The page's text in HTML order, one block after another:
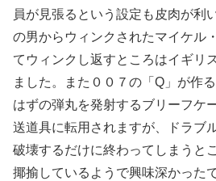
員が見張るという設定も皮肉が利
の男からウィンクされたマイケル
てウィンクし返すところはイギリ
ました。また００７の「Q」が作
はずの弾丸を発射するブリーフケ
送道具に転用されますが、ドラブ
破壊するだけに終わってしまうと
揶揄しているようで興味深かった